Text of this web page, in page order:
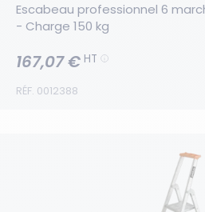
Escabeau professionnel 6
- Charge 150 kg
RÉF. 0012388
167,07 € HT